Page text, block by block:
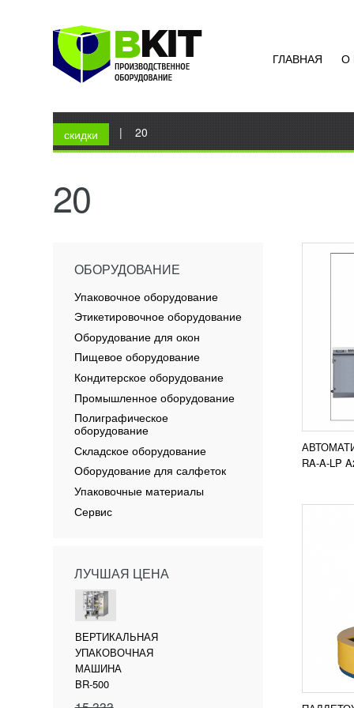
ГЛАВНАЯ О
Вы здесь
Главная | 20
20
A2
RA-A-LP
очень
ОБОРУДОВАНИЕ
Упаковочное оборудование
Этикетировочное оборудование
Оборудование для окон
Пищевое оборудование
Кондитерское оборудование
Промышленное оборудование
Полиграфическое
оборудование
Складское оборудование
Оборудование для салфеток
Упаковочные материалы
Сервис
ЛУЧШАЯ ЦЕНА
скидки
ВЕРТИКАЛЬНАЯ
УПАКОВОЧНАЯ
МАШИНА
BR-500